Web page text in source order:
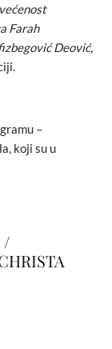
Farah
Deović,
–
koji su u
/